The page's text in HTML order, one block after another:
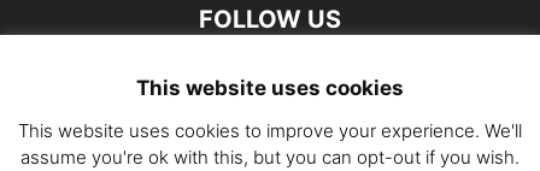
FOLLOW US
This website uses cookies
This website uses cookies to improve your experience. We'll
assume you're ok with this, but you can opt-out if you wish.